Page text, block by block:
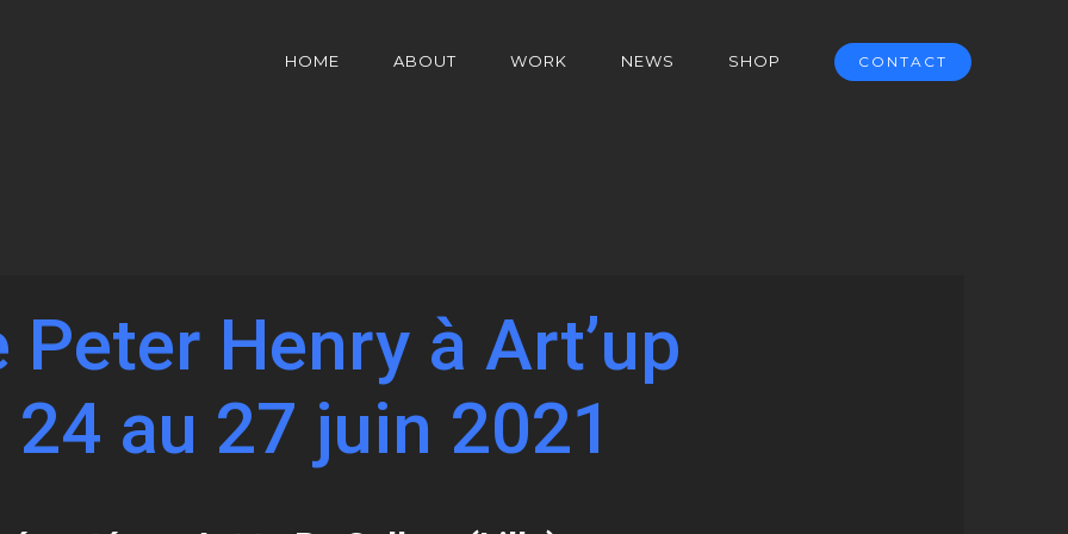
HOME ABOUT WORK NEWS SHOP CONTACT
Peter Henry à Art’up
24 au 27 juin 2021